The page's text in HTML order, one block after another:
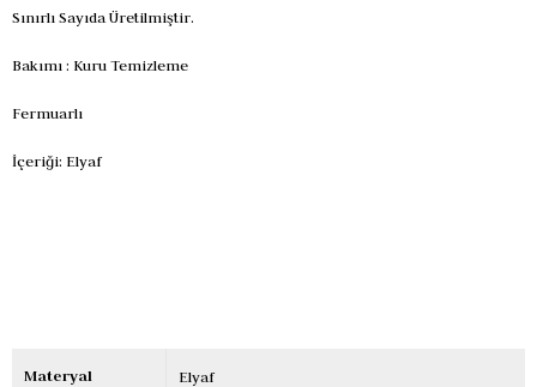
Sınırlı Sayıda Üretilmiştir.
Bakımı : Kuru Temizleme
Fermuarlı
İçeriği: Elyaf
Materyal Elyaf